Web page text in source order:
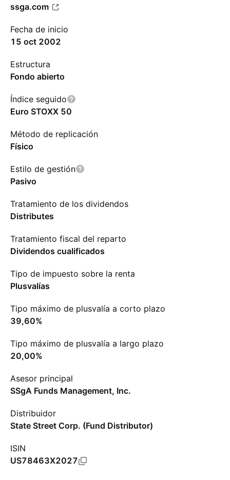
ssga.com
Fecha de inicio
15 oct 2002
Estructura
Fondo abierto
Índice seguido
Euro STOXX 50
Método de replicación
Físico
Estilo de gestión
Pasivo
Tratamiento de los dividendos
Distributes
Tratamiento fiscal del reparto
Dividendos cualificados
Tipo de impuesto sobre la renta
Plusvalías
Tipo máximo de plusvalía a corto plazo
39,60%
Tipo máximo de plusvalía a largo plazo
20,00%
Asesor principal
SSgA Funds Management, Inc.
Distribuidor
State Street Corp. (Fund Distributor)
ISIN
US78463X2027